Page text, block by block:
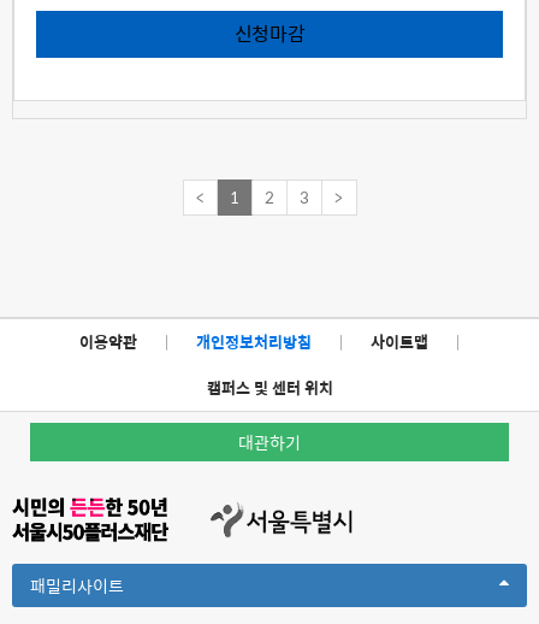
신청마감
< 1 2 3 >
이용약관 | 개인정보처리방침 | 사이트맵
|
캠퍼스 및 센터 위치
대관하기
패밀리사이트Toggle
Dropdown